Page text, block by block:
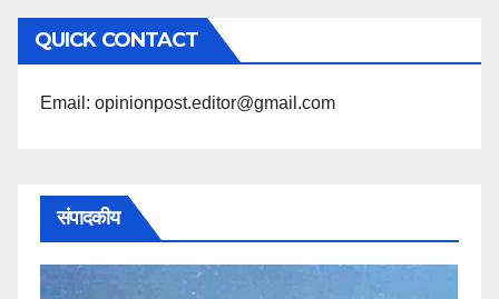
अनुसार
पढ़ें
QUICK CONTACT
Email: opinionpost.editor@gmail.com
संपादकीय